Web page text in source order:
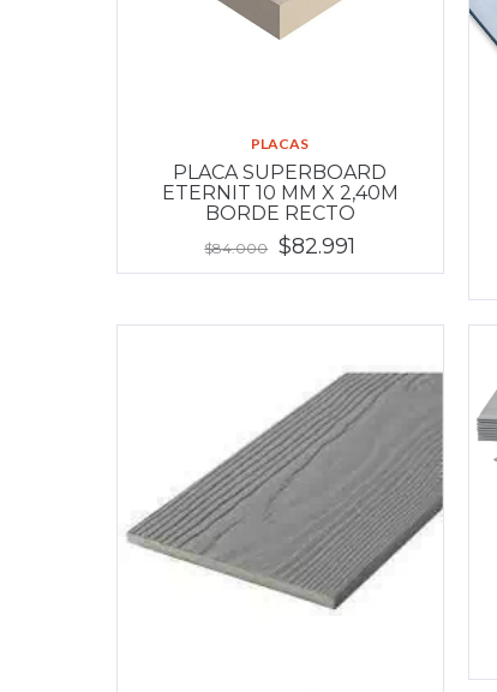
PLACAS
PLACA SUPERBOARD
ETERNIT 10 MM X 2,40M
BORDE RECTO
$84.000 $82.991